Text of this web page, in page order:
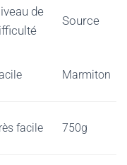
de
Source
Marmiton
facile 750g